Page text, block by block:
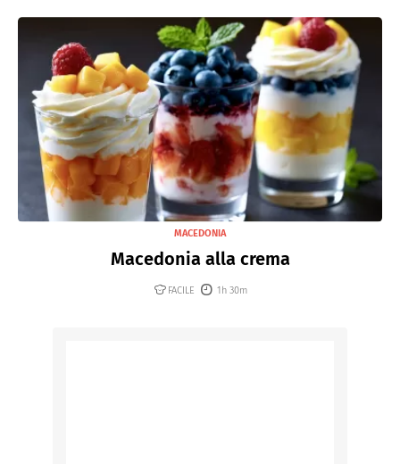
MACEDONIA
Macedonia alla crema
FACILE 1h 30m